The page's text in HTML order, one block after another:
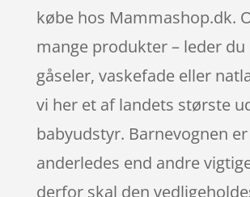
købe hos Mammashop.dk.
mange produkter – leder
gåseler, vaskefade eller
vi her et af landets største
babyudstyr. Barnevognen
anderledes end andre
derfor skal den